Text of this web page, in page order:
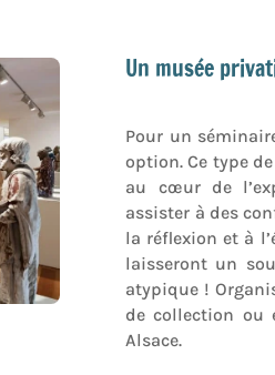
Un musée
Pour un
option. Ce type
au cœur de
assister à des
la réflexion et à
laisseront un
atypique !
de collection ou
Alsace.